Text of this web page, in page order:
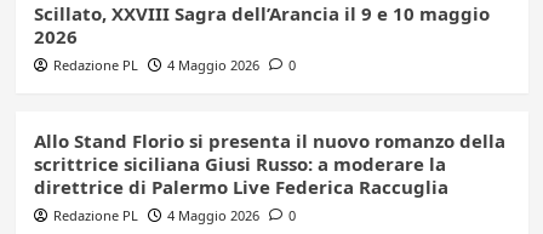
Scillato, XXVIII Sagra dell’Arancia il 9 e 10 maggio
2026
Redazione PL 4 Maggio 2026 0
Allo Stand Florio si presenta il nuovo romanzo della
scrittrice siciliana Giusi Russo: a moderare la
direttrice di Palermo Live Federica Raccuglia
Redazione PL 4 Maggio 2026 0